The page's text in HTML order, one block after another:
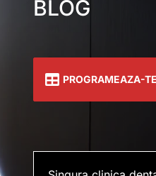
BLOG
PROGRAMEAZA-